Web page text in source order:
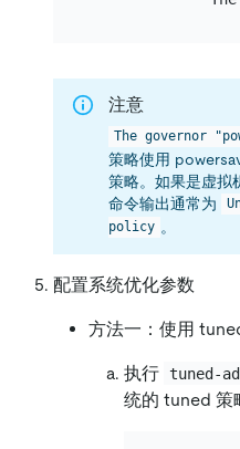
注意
The governor
策略使用
策略。如果是虚拟
命令输出通常为
policy 。
配置系统优化参数
方法一：使用
执行 tuned-
统的 tuned 策